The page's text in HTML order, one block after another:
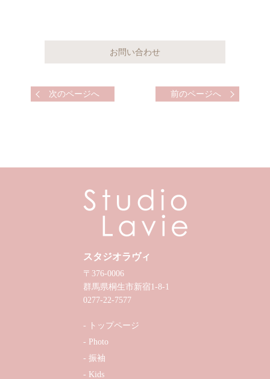
次のページへ 前のページへ
スタジオラヴィ
〒376-0006
群馬県桐生市新宿1-8-1
0277-22-7577
トップページ
Photo
振袖
Kids